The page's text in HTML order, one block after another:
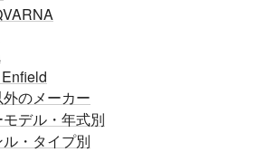
のメーカー
デル・年式別
ル・タイプ別